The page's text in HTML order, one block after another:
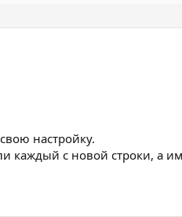
настройку.
каждый с новой строки, а